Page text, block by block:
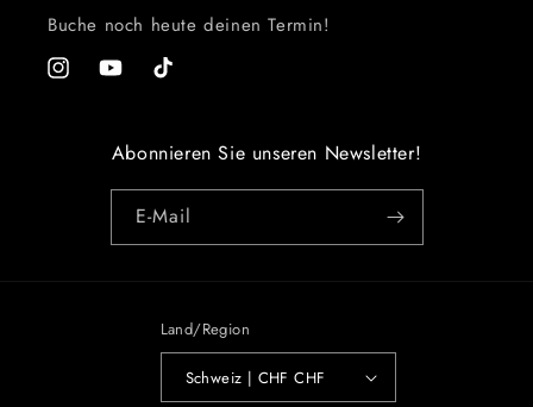
Buche noch heute deinen Termin!
InstagramYouTubeTikTok
Abonnieren Sie unseren Newsletter!
E-Mail
Land/Region
Schweiz | CHF CHF